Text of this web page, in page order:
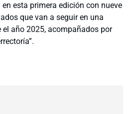
esta primera edición con nueve
que van a seguir en una
año 2025, acompañados por